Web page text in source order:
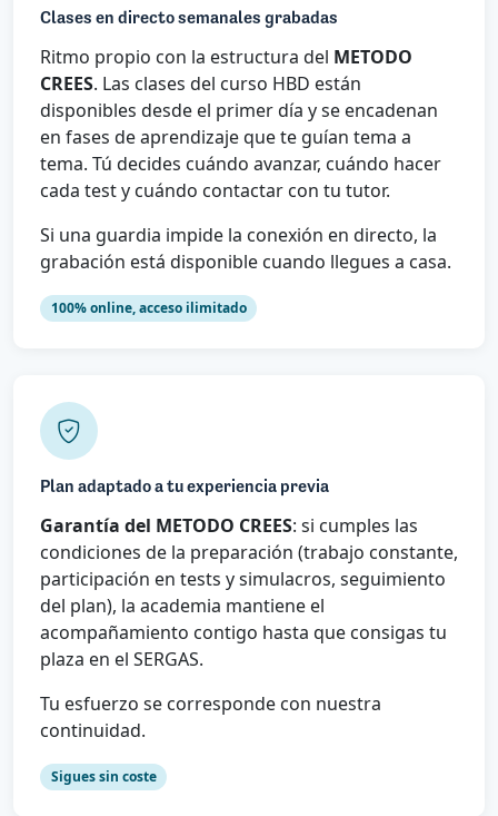
Clases en directo semanales grabadas
Ritmo propio con la estructura del METODO
CREES. Las clases del curso HBD están
disponibles desde el primer día y se encadenan
en fases de aprendizaje que te guían tema a
tema. Tú decides cuándo avanzar, cuándo hacer
cada test y cuándo contactar con tu tutor.
Si una guardia impide la conexión en directo, la
grabación está disponible cuando llegues a casa.
100% online, acceso ilimitado
Plan adaptado a tu experiencia previa
Garantía del METODO CREES: si cumples las
condiciones de la preparación (trabajo constante,
participación en tests y simulacros, seguimiento
del plan), la academia mantiene el
acompañamiento contigo hasta que consigas tu
plaza en el SERGAS.
Tu esfuerzo se corresponde con nuestra
continuidad.
Sigues sin coste